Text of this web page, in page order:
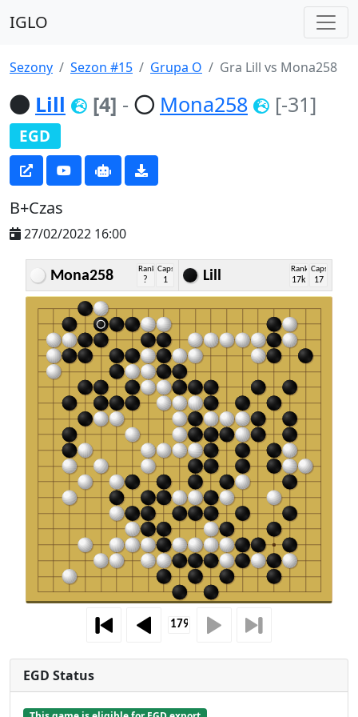
IGLO
Sezony Sezon #15 Grupa O Gra Lill vs Mona258
Lill [4] - Mona258 [-31]
EGD
B+Czas
27/02/2022 16:00
Mona258 Rank
?
Caps
1 Lill Rank
17k
Caps
17
EGD Status